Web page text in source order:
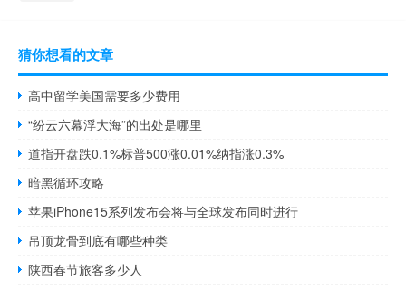
猜你想看的文章
高中留学美国需要多少费用
“纷云六幕浮大海”的出处是哪里
道指开盘跌0.1%标普500涨0.01%纳指涨0.3%
暗黑循环攻略
苹果iPhone15系列发布会将与全球发布同时进行
吊顶龙骨到底有哪些种类
陕西春节旅客多少人